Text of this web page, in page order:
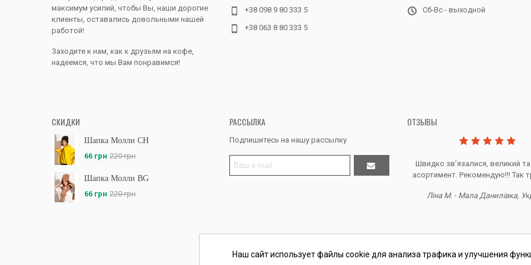
максимум усилий, чтобы Вы, наши дорогие
клиенты, оставались довольными нашей
работой!
Заходите к нам, как к друзьям на кофе,
надеемся, что мы Вам понравимся!
+38 098 9 80 333 5
+38 063 8 80 333 5
Сб-Вс - выходной
СКИДКИ
Шапка Молли CH
66 грн 220 грн
Шапка Молли BG
66 грн 220 грн
РАССЫЛКА
Подпишитесь на нашу рассылку
ОТЗЫВЫ
Дякую за все, продавець супер.
Швидко звʼязалися, великий та
асортимент. Рекомендую!!! Так
Ліна М. - Мала Данилівка,
Наш сайт использует файлы cookie для анализа трафика и улучшения